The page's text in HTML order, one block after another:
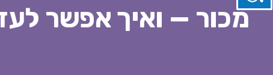
מכור — ואיך אפשר